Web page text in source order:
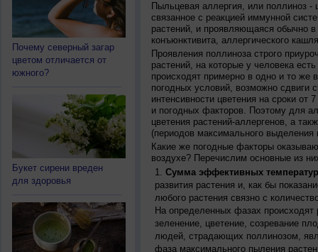
Почему северный загар
цветом отличается от
южного?
Букет сирени вреден
для здоровья
Пыльцевая аллергия, или поллиноз -
связанное с реакцией иммунной
растений, и проявляющаяся обычно
конъюнктивита, аллергического
Проявления поллиноза строго
растений, на которые у человека
происходят примерно в одно и то же
погодных условий, возможно сдвиги
интенсивности цветения на сроки от
и погодных факторов. Поэтому для
цветения растений-аллергенов, а
(периодов максимального
Какие же погодные факторы
воздухе? Перечислим основные из
Сумма эффективных
развития растения и, как бы
любого растения связно с
На определенных фазах происходят
зеленение, цветение, созревание
людей, страдающих поллинозом,
фаза максимального пыления